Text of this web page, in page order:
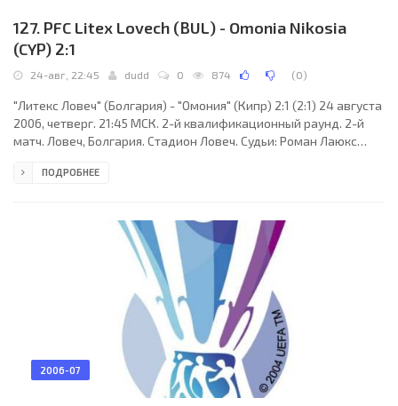
127. PFC Litex Lovech (BUL) - Omonia Nikosia
(CYP) 2:1
24-авг, 22:45 dudd 0 874 (0)
"Литекс Ловеч" (Болгария) - "Омония" (Кипр) 2:1 (2:1) 24 августа
2006, четверг. 21:45 МСК. 2-й квалификационный раунд. 2-й
матч. Ловеч, Болгария. Стадион Ловеч. Судьи: Роман Лаюкс
Резервный: Андрей Сипайло (Латвия). "Литекс Ловеч": Витомир
Манолев, Небойша Йеленкович (к), Петар Златинов (Тодор
Паланков, 74), Петар Занев,
ПОДРОБНЕЕ
2006-07